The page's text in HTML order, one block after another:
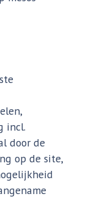
incl.
door de
op de site,